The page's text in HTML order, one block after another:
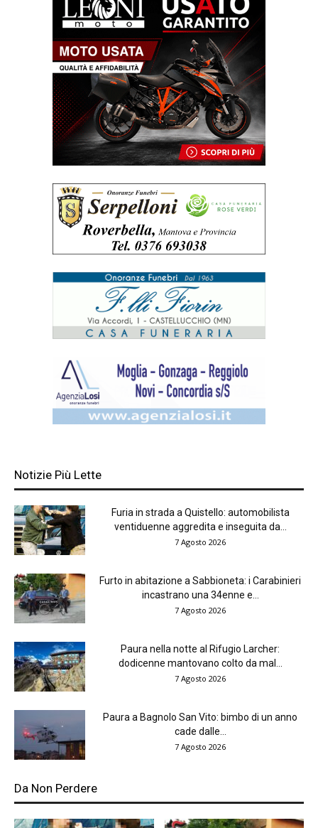
Notizie Più Lette
Furia in strada a Quistello: automobilista
ventiduenne aggredita e inseguita da...
7 Agosto 2026
Furto in abitazione a Sabbioneta: i Carabinieri
incastrano una 34enne e...
7 Agosto 2026
Paura nella notte al Rifugio Larcher:
dodicenne mantovano colto da mal...
7 Agosto 2026
Paura a Bagnolo San Vito: bimbo di un anno
cade dalle...
7 Agosto 2026
Da Non Perdere